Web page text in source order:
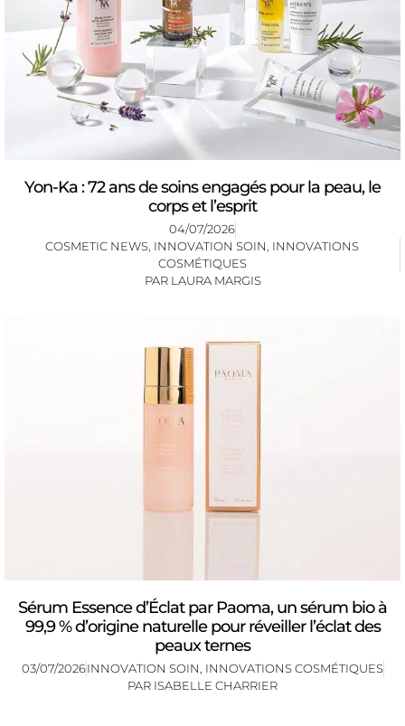
Yon-Ka : 72 ans de soins engagés pour la peau, le
corps et l’esprit
04/07/2026
COSMETIC NEWS, INNOVATION SOIN, INNOVATIONS
COSMÉTIQUES
PAR LAURA MARGIS
Sérum Essence d’Éclat par Paoma, un sérum bio à
99,9 % d’origine naturelle pour réveiller l’éclat des
peaux ternes
03/07/2026INNOVATION SOIN, INNOVATIONS COSMÉTIQUES
PAR ISABELLE CHARRIER